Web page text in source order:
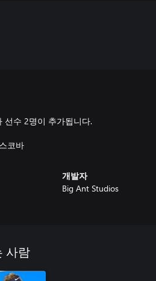
선수 2명이 추가됩니다.
코바
개발자
Big Ant Studios
사람